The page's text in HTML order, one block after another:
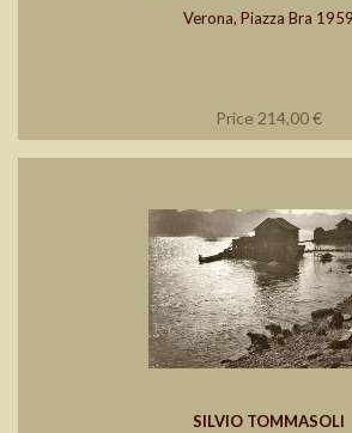
Verona, Piazza Bra 1959
Price 214,00 €
SILVIO TOMMASOLI